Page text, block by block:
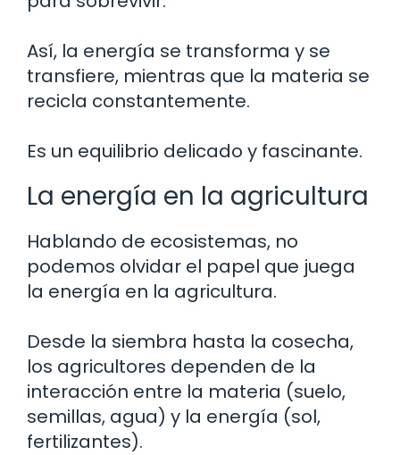
Así, la energía se transforma y se
transfiere, mientras que la materia se
recicla constantemente.
Es un equilibrio delicado y fascinante.
La energía en la agricultura
Hablando de ecosistemas, no
podemos olvidar el papel que juega
la energía en la agricultura.
Desde la siembra hasta la cosecha,
los agricultores dependen de la
interacción entre la materia (suelo,
semillas, agua) y la energía (sol,
fertilizantes).